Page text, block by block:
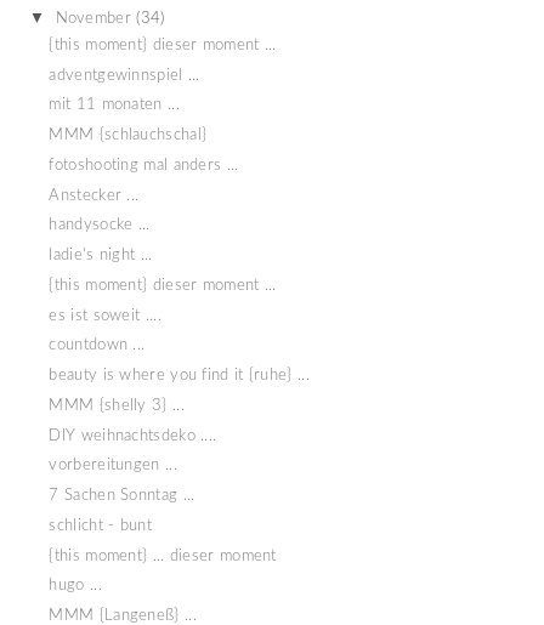
▼ November (34)
{this moment} dieser moment ...
adventgewinnspiel ...
mit 11 monaten ...
MMM {schlauchschal}
fotoshooting mal anders ...
Anstecker ...
handysocke ...
ladie's night ...
{this moment} dieser moment ...
es ist soweit ....
countdown ...
beauty is where you find it {ruhe} ...
MMM {shelly 3} ...
DIY weihnachtsdeko ....
vorbereitungen ...
7 Sachen Sonntag ...
schlicht - bunt
{this moment} ... dieser moment
hugo ...
MMM {Langeneß} ...